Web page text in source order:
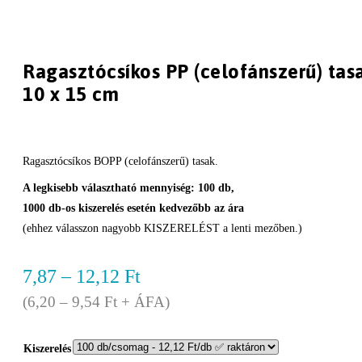
Ragasztócsíkos PP (celofánszerű)
10 x 15 cm
Ragasztócsíkos BOPP (celofánszerű) tasak.
A legkisebb választható mennyiség: 100 db,
1000 db-os kiszerelés esetén kedvezőbb az ára
(ehhez válasszon nagyobb KISZERELÉST a lenti mezőben.)
7,87– 12,12 Ft
(6,20 – 9,54 Ft + ÁFA)
Kiszerelés